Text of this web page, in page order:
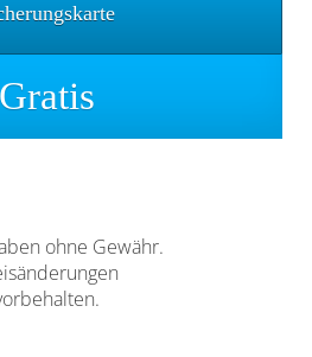
Gratis
ohne Gewähr.